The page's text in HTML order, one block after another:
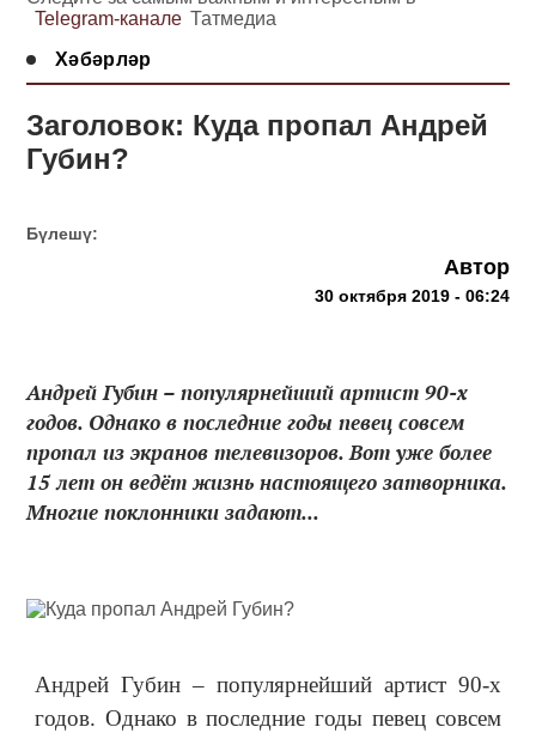
Telegram-канале Татмедиа
Хәбәрләр
Заголовок: Куда пропал Андрей
Губин?
Бүлешү:
Автор
30 октября 2019 - 06:24
Андрей Губин – популярнейший артист 90-х
годов. Однако в последние годы певец совсем
пропал из экранов телевизоров. Вот уже более
15 лет он ведёт жизнь настоящего затворника.
Многие поклонники задают...
Андрей Губин – популярнейший артист 90-х
годов. Однако в последние годы певец совсем